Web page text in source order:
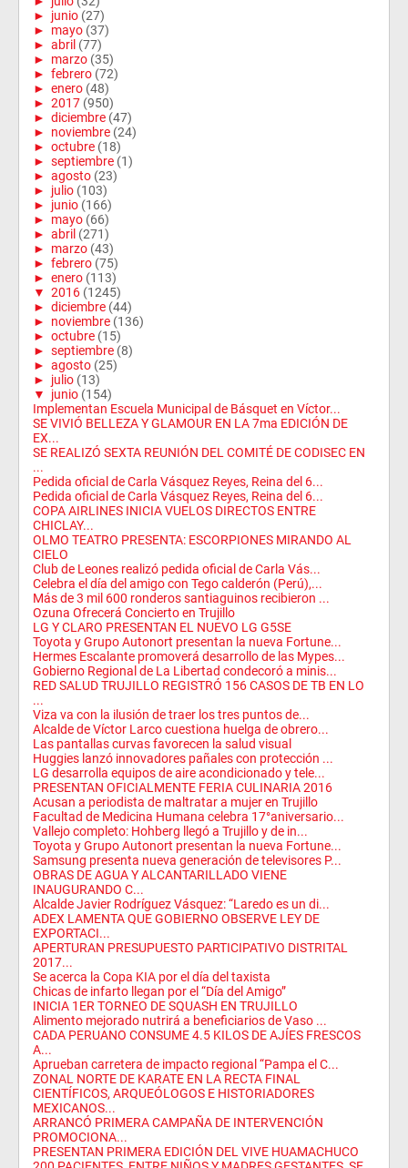
► junio (27)
► mayo (37)
► abril (77)
► marzo (35)
► febrero (72)
► enero (48)
► 2017 (950)
► diciembre (47)
► noviembre (24)
► octubre (18)
► septiembre (1)
► agosto (23)
► julio (103)
► junio (166)
► mayo (66)
► abril (271)
► marzo (43)
► febrero (75)
► enero (113)
▼ 2016 (1245)
► diciembre (44)
► noviembre (136)
► octubre (15)
► septiembre (8)
► agosto (25)
► julio (13)
▼
junio (154)
Implementan Escuela Municipal de Básquet en Víctor...
SE VIVIÓ BELLEZA Y GLAMOUR EN LA 7ma EDICIÓN DE
EX...
SE REALIZÓ SEXTA REUNIÓN DEL COMITÉ DE CODISEC EN
...
Pedida oficial de Carla Vásquez Reyes, Reina del 6...
Pedida oficial de Carla Vásquez Reyes, Reina del 6...
COPA AIRLINES INICIA VUELOS DIRECTOS ENTRE
CHICLAY...
OLMO TEATRO PRESENTA: ESCORPIONES MIRANDO AL
CIELO
Club de Leones realizó pedida oficial de Carla Vás...
Celebra el día del amigo con Tego calderón (Perú),...
Más de 3 mil 600 ronderos santiaguinos recibieron ...
Ozuna Ofrecerá Concierto en Trujillo
LG Y CLARO PRESENTAN EL NUEVO LG G5SE
Toyota y Grupo Autonort presentan la nueva Fortune...
Hermes Escalante promoverá desarrollo de las Mypes...
Gobierno Regional de La Libertad condecoró a minis...
RED SALUD TRUJILLO REGISTRÓ 156 CASOS DE TB EN LO
...
Viza va con la ilusión de traer los tres puntos de...
Alcalde de Víctor Larco cuestiona huelga de obrero...
Las pantallas curvas favorecen la salud visual
Huggies lanzó innovadores pañales con protección ...
LG desarrolla equipos de aire acondicionado y tele...
PRESENTAN OFICIALMENTE FERIA CULINARIA 2016
Acusan a periodista de maltratar a mujer en Trujillo
Facultad de Medicina Humana celebra 17°aniversario...
Vallejo completo: Hohberg llegó a Trujillo y de in...
Toyota y Grupo Autonort presentan la nueva Fortune...
Samsung presenta nueva generación de televisores P...
OBRAS DE AGUA Y ALCANTARILLADO VIENE
INAUGURANDO C...
Alcalde Javier Rodríguez Vásquez: “Laredo es un di...
ADEX LAMENTA QUE GOBIERNO OBSERVE LEY DE
EXPORTACI...
APERTURAN PRESUPUESTO PARTICIPATIVO DISTRITAL
2017...
Se acerca la Copa KIA por el día del taxista
Chicas de infarto llegan por el “Día del Amigo”
INICIA 1ER TORNEO DE SQUASH EN TRUJILLO
Alimento mejorado nutrirá a beneficiarios de Vaso ...
CADA PERUANO CONSUME 4.5 KILOS DE AJÍES FRESCOS
A...
Aprueban carretera de impacto regional “Pampa el C...
ZONAL NORTE DE KARATE EN LA RECTA FINAL
CIENTÍFICOS, ARQUEÓLOGOS E HISTORIADORES
MEXICANOS...
ARRANCÓ PRIMERA CAMPAÑA DE INTERVENCIÓN
PROMOCIONA...
PRESENTAN PRIMERA EDICIÓN DEL VIVE HUAMACHUCO